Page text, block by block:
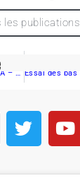
les publications
Essai – BMW F800 GSA – Toute une saison !